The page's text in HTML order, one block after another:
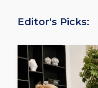
Editor's Picks: